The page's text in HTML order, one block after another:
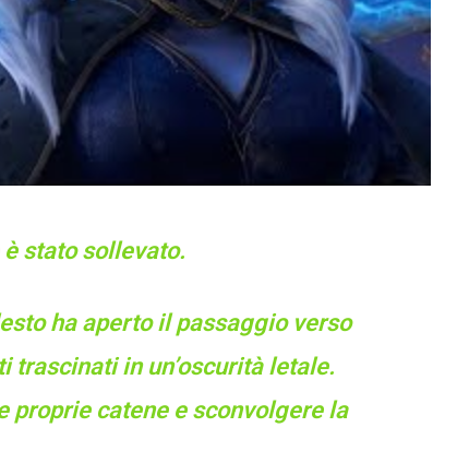
stato sollevato.
ha aperto il passaggio verso
trascinati in un’oscurità letale.
proprie catene e sconvolgere la